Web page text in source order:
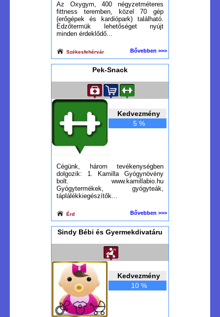
Az Oxygym, 400 négyzetméteres
fittness teremben, közel 70 gép
(erőgépek és kardiópark) található.
Edzőtermük lehetőséget nyújt
minden érdeklődő...
Székesfehérvár Bővebben >>>
Pek-Snack
Kedvezmény
5 %
Cégünk, három tevékenységben
dolgozik: 1. Kamilla Gyógynövény
bolt. www.kamillabio.hu
Gyógytermékek, gyógyteák,
táplálékkiegészítők...
Érd Bővebben >>>
Sindy Bébi és Gyermekdivatáru
Kedvezmény
10 %